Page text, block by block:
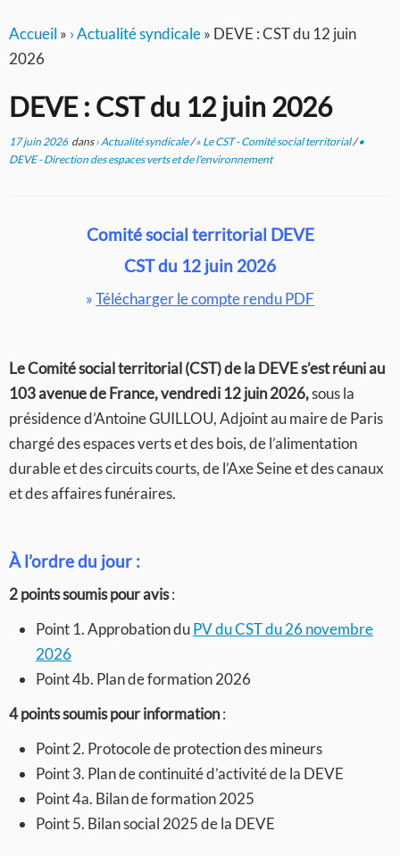
Accueil » › Actualité syndicale» DEVE : CST du 12 juin
2026
DEVE : CST du 12 juin 2026
17 juin 2026dans› Actualité syndicale/» Le CST - Comité social territorial/•
DEVE - Direction des espaces verts et de l'environnement
Comité social territorial DEVE
CST du 12 juin 2026
»Télécharger le compte rendu PDF
Le Comité social territorial (CST) de la DEVE s’est réuni au
103 avenue de France, vendredi 12 juin 2026,sous la
présidence d’Antoine GUILLOU, Adjoint au maire de Paris
chargé des espaces verts et des bois, de l’alimentation
durable et des circuits courts, de l’Axe Seine et des canaux
et des affaires funéraires.
À l’ordre du jour :
2 points soumis pour avis:
Point 1. Approbation duPV du CST du 26 novembre
2026
Point 4b. Plan de formation 2026
4 points soumis pour information:
Point 2. Protocole de protection des mineurs
Point 3. Plan de continuité d’activité de la DEVE
Point 4a. Bilan de formation 2025
Point 5. Bilan social 2025 de la DEVE